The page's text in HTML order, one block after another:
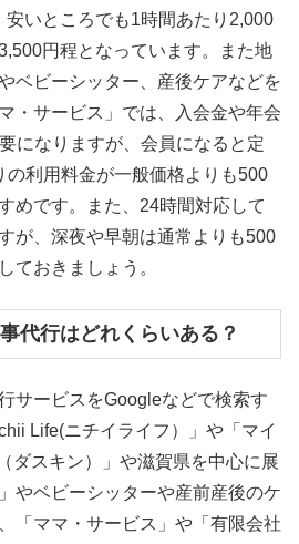
安いところでも1時間あたり2,000
円程となっています。また地
ベビーシッター、産後ケアなどを
・サービス」では、入会金や年会
になりますが、会員になると定
の利用料金が一般価格よりも500
めです。また、24時間対応して
が、深夜や早朝は通常よりも500
ておきましょう。
代行はどれくらいある？
サービスをGoogleなどで検索す
Life(ニチイライフ）」や「マイ
ダスキン）」や滋賀県を中心に展
やベビーシッターや産前産後のケ
「ママ・サービス」や「有限会社